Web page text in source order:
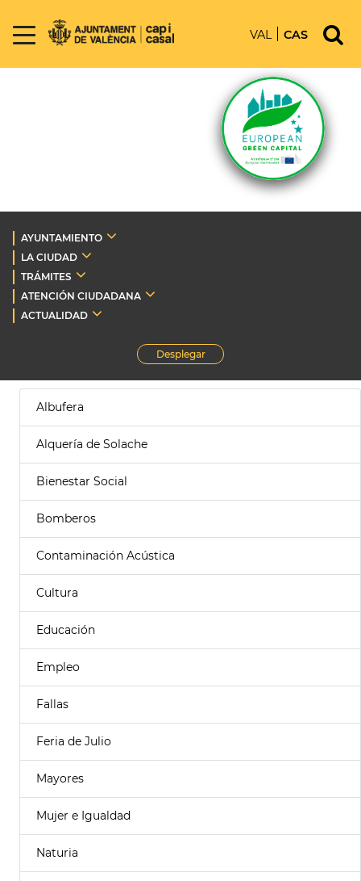
VAL CAS
AYUNTAMIENTO
LA CIUDAD
TRÁMITES
ATENCIÓN CIUDADANA
ACTUALIDAD
Desplegar
Albufera
Alquería de Solache
Bienestar Social
Bomberos
Contaminación Acústica
Cultura
Educación
Empleo
Fallas
Feria de Julio
Mayores
Mujer e Igualdad
Naturia